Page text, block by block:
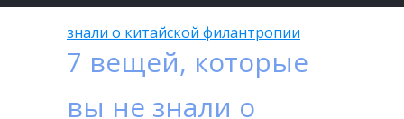
знали о китайской филантропии
7 вещей, которые
вы не знали о